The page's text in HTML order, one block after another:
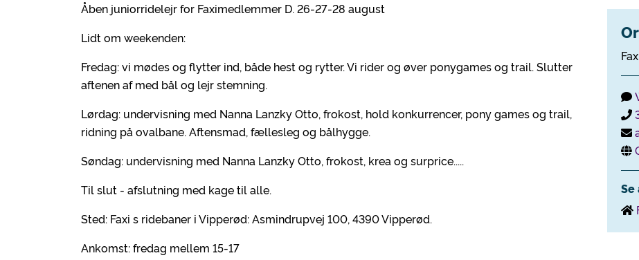
Åben juniorridelejr for Faximedlemmer D. 26-27-28 august
Lidt om weekenden:
Fredag: vi mødes og flytter ind, både hest og rytter. Vi rider og øver ponygames og trail. Slutter
aftenen af med bål og lejr stemning.
Lørdag: undervisning med Nanna Lanzky Otto, frokost, hold konkurrencer, pony games og trail,
ridning på ovalbane. Aftensmad, fællesleg og bålhygge.
Søndag: undervisning med Nanna Lanzky Otto, frokost, krea og surprice.....
Til slut - afslutning med kage til alle.
Sted: Faxi s ridebaner i Vipperød: Asmindrupvej 100, 4390 Vipperød.
Ankomst: fredag mellem 15-17
Se